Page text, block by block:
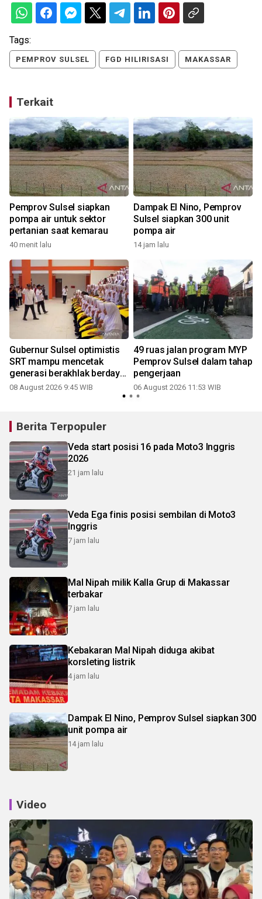
Tags:
PEMPROV SULSEL FGD HILIRISASI MAKASSAR
Terkait
Pemprov Sulsel siapkan
pompa air untuk sektor
pertanian saat kemarau
40 menit lalu
Dampak El Nino, Pemprov
Sulsel siapkan 300 unit
pompa air
14 jam lalu
Gubernur Sulsel optimistis
SRT mampu mencetak
generasi berakhlak berdaya
saing
08 August 2026 9:45 WIB
49 ruas jalan program MYP
Pemprov Sulsel dalam tahap
pengerjaan
06 August 2026 11:53 WIB
Berita Terpopuler
Veda start posisi 16 pada Moto3 Inggris
2026
21 jam lalu
Veda Ega finis posisi sembilan di Moto3
Inggris
7 jam lalu
Mal Nipah milik Kalla Grup di Makassar
terbakar
7 jam lalu
Kebakaran Mal Nipah diduga akibat
korsleting listrik
4 jam lalu
Dampak El Nino, Pemprov Sulsel siapkan 300
unit pompa air
14 jam lalu
Video